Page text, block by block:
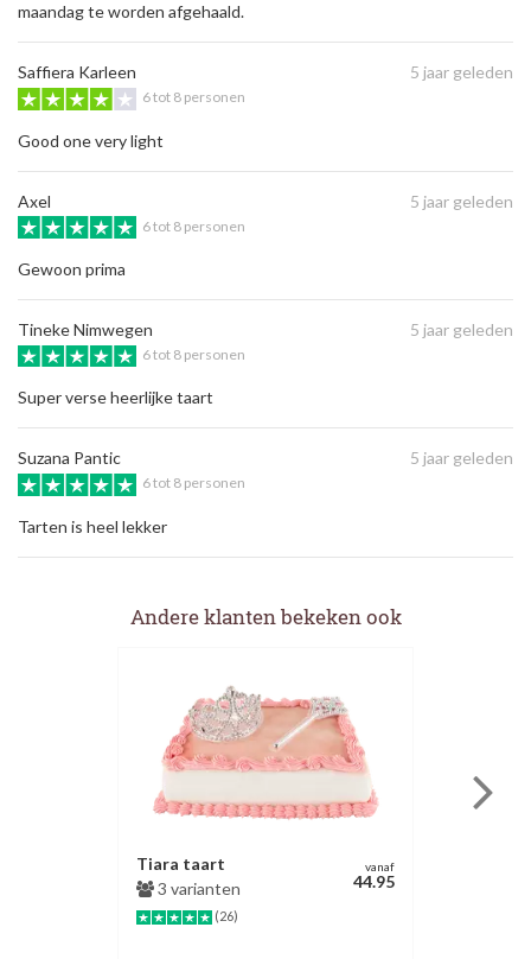
maandag te worden afgehaald.
Saffiera Karleen 5 jaar geleden
6 tot 8 personen
Good one very light
Axel 5 jaar geleden
6 tot 8 personen
Gewoon prima
Tineke Nimwegen 5 jaar geleden
6 tot 8 personen
Super verse heerlijke taart
Suzana Pantic 5 jaar geleden
6 tot 8 personen
Tarten is heel lekker
Andere klanten bekeken ook
Tiara taart
3 varianten
(26)
vanaf
44.95